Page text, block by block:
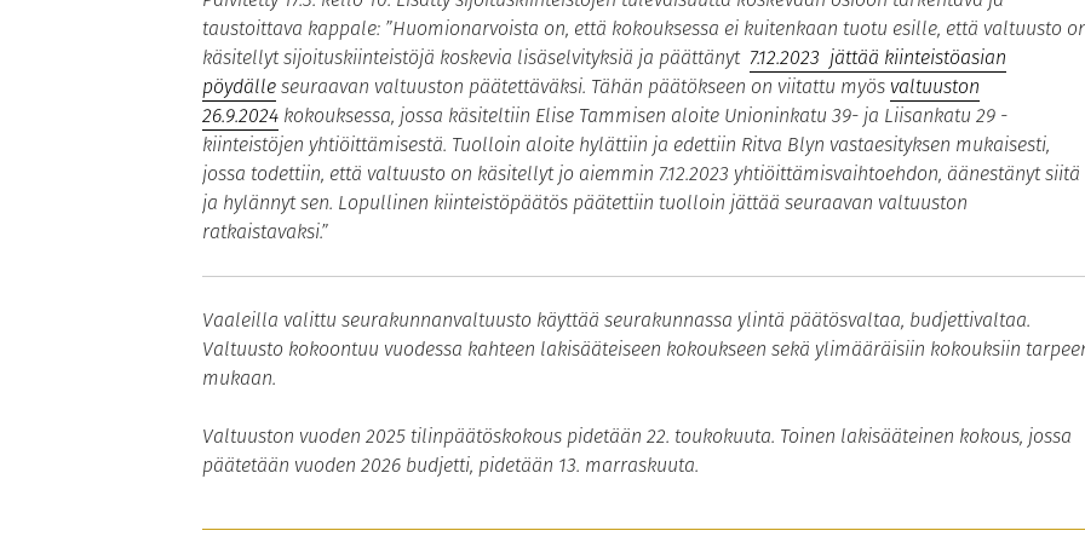
taustoittava kappale: ”Huomionarvoista on, että kokouksessa ei kuitenkaan tuotu esille, että valtuusto
käsitellyt sijoituskiinteistöjä koskevia lisäselvityksiä ja päättänyt 7.12.2023 jättää kiinteistöasian
pöydälleseuraavan valtuuston päätettäväksi. Tähän päätökseen on viitattu myös valtuuston
26.9.2024 kokouksessa, jossa käsiteltiin Elise Tammisen aloite Unioninkatu 39- ja Liisankatu 29 -
kiinteistöjen yhtiöittämisestä. Tuolloin aloite hylättiin ja edettiin Ritva Blyn vastaesityksen mukaisesti,
jossa todettiin, että valtuusto on käsitellyt jo aiemmin 7.12.2023 yhtiöittämisvaihtoehdon, äänestänyt siitä
ja hylännyt sen. Lopullinen kiinteistöpäätös päätettiin tuolloin jättää seuraavan valtuuston
ratkaistavaksi.”
Vaaleilla valittu seurakunnanvaltuusto käyttää seurakunnassa ylintä päätösvaltaa, budjettivaltaa.
Valtuusto kokoontuu vuodessa kahteen lakisääteiseen kokoukseen sekä ylimääräisiin kokouksiin
mukaan.
Valtuuston vuoden 2025 tilinpäätöskokous pidetään 22. toukokuuta. Toinen lakisääteinen kokous, jossa
päätetään vuoden 2026 budjetti, pidetään 13. marraskuuta.